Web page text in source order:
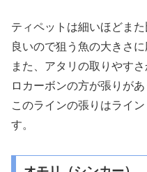
ティペットは細いほどま
良いので狙う魚の大きさに
また、アタリの取りやす
ロカーボンの方が張りが
このラインの張りはライ
す。